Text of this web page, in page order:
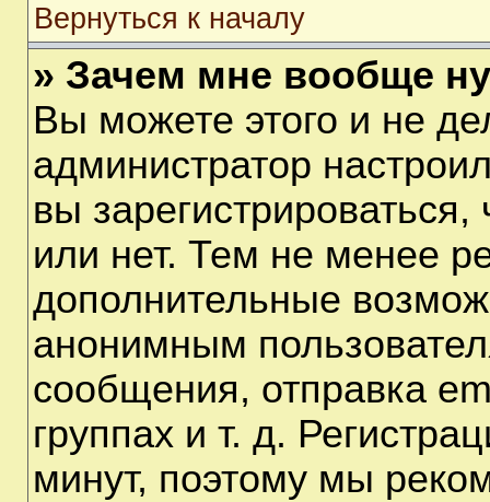
Вернуться к началу
» Зачем мне вообще
Вы можете этого и не
администратор
вы
или нет. Тем не менее
дополнительные
анонимным
сообщения, отправка
группах и т. д.
минут, поэтому мы